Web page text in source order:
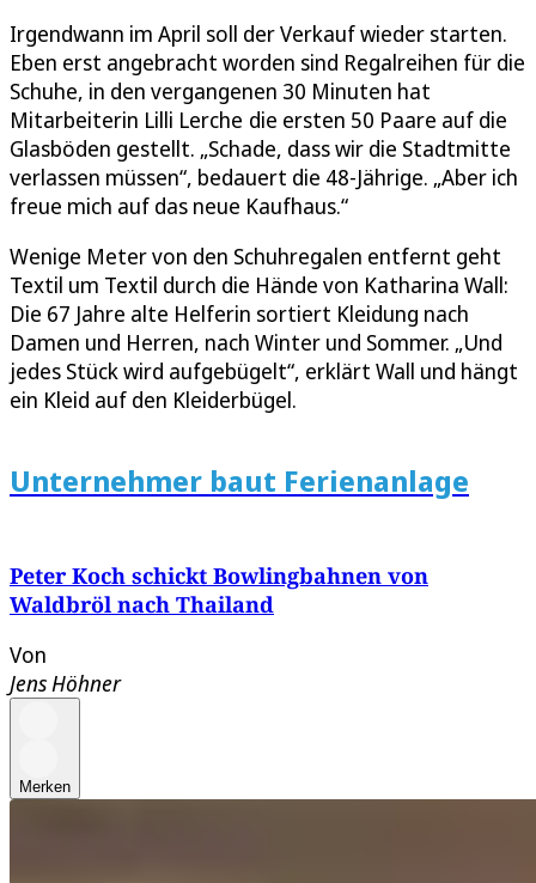
Irgendwann im April soll der Verkauf wieder starten.
Eben erst angebracht worden sind Regalreihen für die
Schuhe, in den vergangenen 30 Minuten hat
Mitarbeiterin Lilli Lerche die ersten 50 Paare auf die
Glasböden gestellt. „Schade, dass wir die Stadtmitte
verlassen müssen“, bedauert die 48-Jährige. „Aber ich
freue mich auf das neue Kaufhaus.“
Wenige Meter von den Schuhregalen entfernt geht
Textil um Textil durch die Hände von Katharina Wall:
Die 67 Jahre alte Helferin sortiert Kleidung nach
Damen und Herren, nach Winter und Sommer. „Und
jedes Stück wird aufgebügelt“, erklärt Wall und hängt
ein Kleid auf den Kleiderbügel.
Unternehmer baut Ferienanlage
Peter Koch schickt Bowlingbahnen von
Waldbröl nach Thailand
Von
Jens Höhner
Merken